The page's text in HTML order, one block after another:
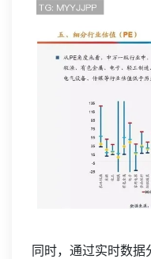
同时，通过实时数